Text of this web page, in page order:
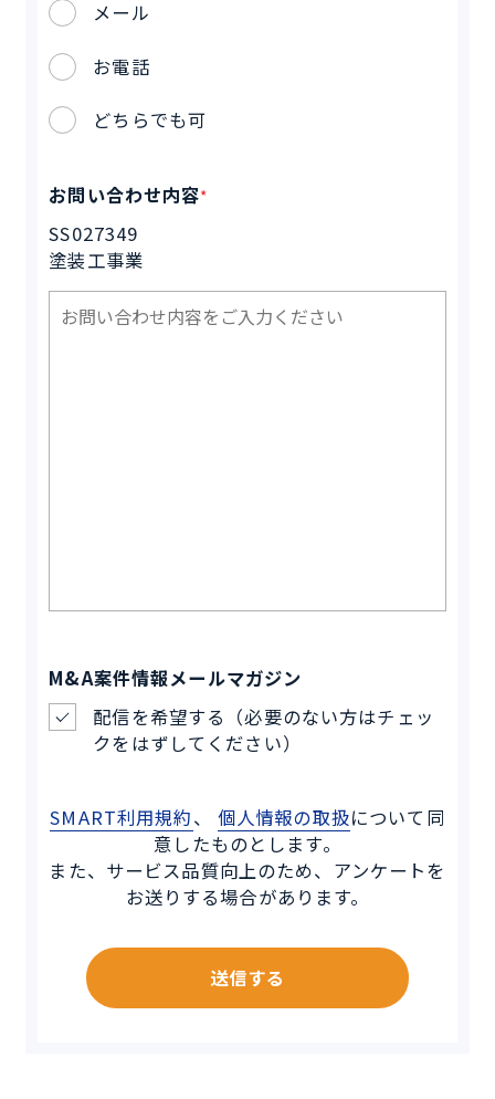
メール
お電話
どちらでも可
お問い合わせ内容*
SS027349
塗装工事業
M&A案件情報メールマガジン
配信を希望する（必要のない方はチェッ
クをはずしてください）
SMART利用規約、 個人情報の取扱について同
意したものとします。
また、サービス品質向上のため、アンケートを
お送りする場合があります。
送信する